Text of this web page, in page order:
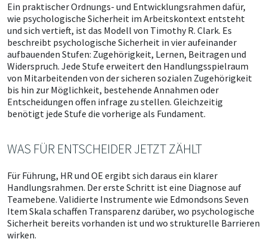
Ein praktischer Ordnungs- und Entwicklungsrahmen dafür,
wie psychologische Sicherheit im Arbeitskontext entsteht
und sich vertieft, ist das Modell von Timothy R. Clark. Es
beschreibt psychologische Sicherheit in vier aufeinander
aufbauenden Stufen: Zugehörigkeit, Lernen, Beitragen und
Widerspruch. Jede Stufe erweitert den Handlungsspielraum
von Mitarbeitenden von der sicheren sozialen Zugehörigkeit
bis hin zur Möglichkeit, bestehende Annahmen oder
Entscheidungen offen infrage zu stellen. Gleichzeitig
benötigt jede Stufe die vorherige als Fundament.
WAS FÜR ENTSCHEIDER JETZT ZÄHLT
Für Führung, HR und OE ergibt sich daraus ein klarer
Handlungsrahmen. Der erste Schritt ist eine Diagnose auf
Teamebene. Validierte Instrumente wie Edmondsons Seven
Item Skala schaffen Transparenz darüber, wo psychologische
Sicherheit bereits vorhanden ist und wo strukturelle Barrieren
wirken.